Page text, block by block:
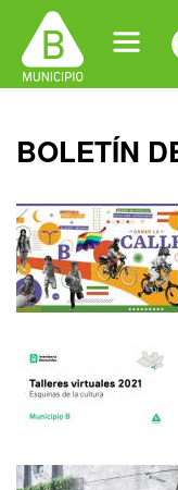
navigation
Back
to
BOLETÍN